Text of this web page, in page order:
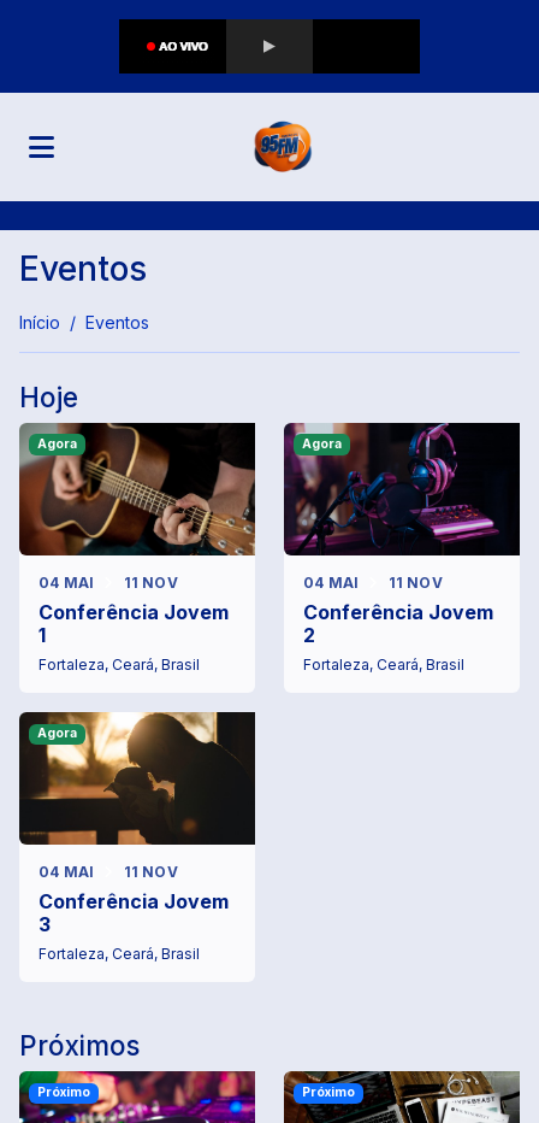
Eventos
Início Eventos
Hoje
04 MAI 11 NOV
Conferência Jovem
1
Fortaleza, Ceará, Brasil
Agora
04 MAI 11 NOV
Conferência Jovem
2
Fortaleza, Ceará, Brasil
Agora
04 MAI 11 NOV
Conferência Jovem
3
Fortaleza, Ceará, Brasil
Agora
Próximos
Próximo Próximo